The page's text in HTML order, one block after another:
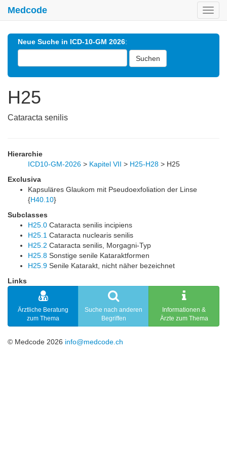
Medcode
Neue Suche in ICD-10-GM 2026:
Suchen
H25
Cataracta senilis
Hierarchie
ICD10-GM-2026 > Kapitel VII > H25-H28 > H25
Exclusiva
Kapsuläres Glaukom mit Pseudoexfoliation der Linse
{H40.10}
Subclasses
H25.0 Cataracta senilis incipiens
H25.1 Cataracta nuclearis senilis
H25.2 Cataracta senilis, Morgagni-Typ
H25.8 Sonstige senile Kataraktformen
H25.9 Senile Katarakt, nicht näher bezeichnet
Links
Ärztliche Beratung
zum Thema
Suche nach anderen
Begriffen
Informationen &
Ärzte zum Thema
© Medcode 2026 info@medcode.ch